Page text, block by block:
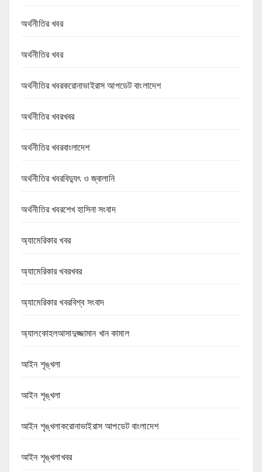
অর্থনীতির খবর
অর্থনীতির খবর
অর্থনীতির খবরকরোনাভাইরাস আপডেট বাংলাদেশ
অর্থনীতির খবরখবর
অর্থনীতির খবরবাংলাদেশ
অর্থনীতির খবরবিদ্যুৎ ও জ্বালানি
অর্থনীতির খবরশেখ হাসিনা সংবাদ
অ্যামেরিকার খবর
অ্যামেরিকার খবরখবর
অ্যামেরিকার খবরবিশ্ব সংবাদ
অ্যালকোহলআসাদুজ্জামান খান কামাল
আইন শৃঙ্খলা
আইন শৃঙ্খলা
আইন শৃঙ্খলাকরোনাভাইরাস আপডেট বাংলাদেশ
আইন শৃঙ্খলাখবর